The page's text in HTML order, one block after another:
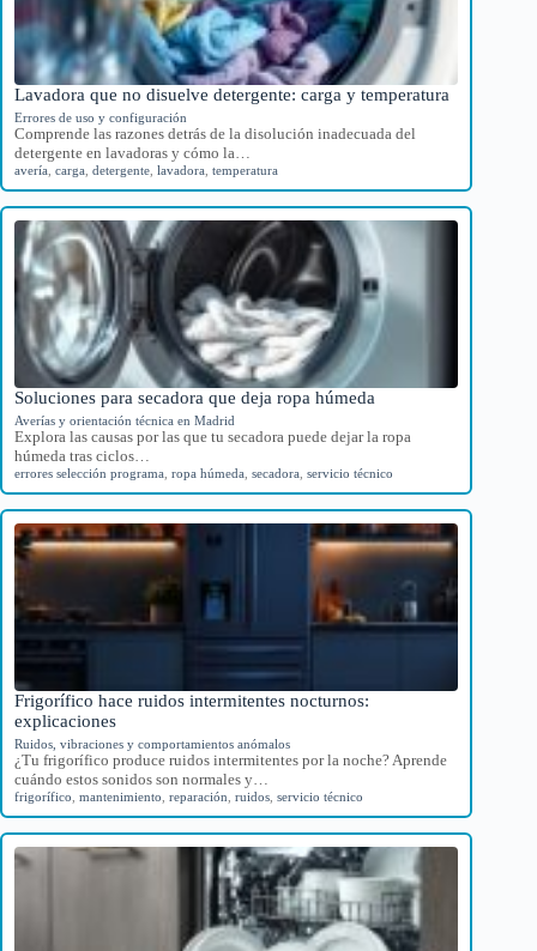
Lavadora que no disuelve detergente: carga y temperatura
Errores de uso y configuración
Comprende las razones detrás de la disolución inadecuada del
detergente en lavadoras y cómo la…
avería carga detergente lavadora temperatura
Soluciones para secadora que deja ropa húmeda
Averías y orientación técnica en Madrid
Explora las causas por las que tu secadora puede dejar la ropa
húmeda tras ciclos…
errores selección programa ropa húmeda secadora servicio técnico
Frigorífico hace ruidos intermitentes nocturnos:
explicaciones
Ruidos, vibraciones y comportamientos anómalos
¿Tu frigorífico produce ruidos intermitentes por la noche? Aprende
cuándo estos sonidos son normales y…
frigorífico mantenimiento reparación ruidos servicio técnico